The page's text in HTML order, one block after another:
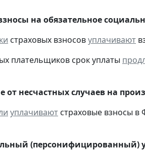
на обязательное
страховых взносовуплачивают
плательщиков срок уплаты
от несчастных случаев на
уплачивают страховые взносы в
(персонифицированный)